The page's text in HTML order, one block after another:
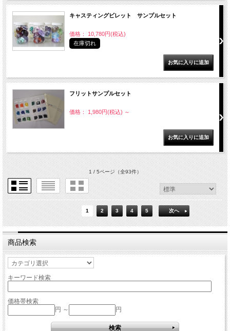
キャスティングビレット サンプルセット
価格： 10,780円(税込)
在庫切れ
フリットサンプルセット
価格： 1,980円(税込) ～
1 / 5ページ（全93件）
1 2 3 4 5 次へ
商品検索
キーワード検索
価格帯検索
円 ～
円